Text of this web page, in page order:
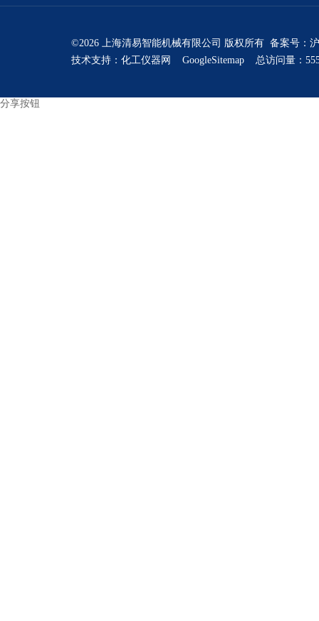
©2026 上海清易智能机械有限公司 版权所有 备案号：
技术支持： 化工仪器网 GoogleSitemap 总访问量：
分享按钮